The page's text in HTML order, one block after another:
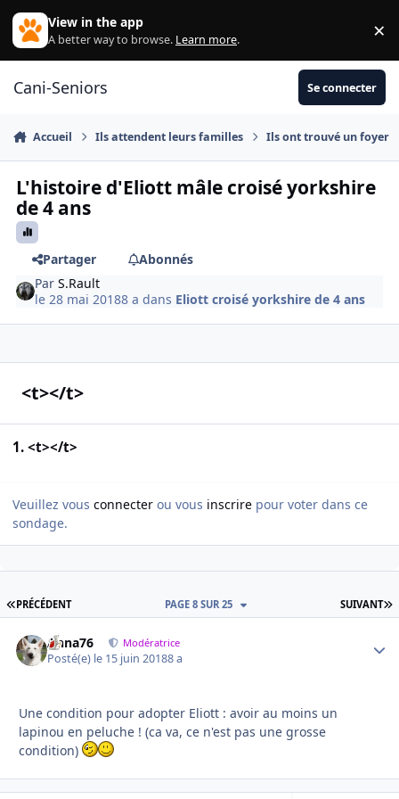
Aller au contenu
View in the app
A better way to browse. Learn more. ×
Cani-Seniors Se connecter
Accueil Ils attendent leurs familles Ils ont trouvé un foyer
L'histoire d'Eliott mâle croisé yorkshire
de 4 ans
Partager
Abonnés
ParS.Rault
le 28 mai 20188 a dans Eliott croisé yorkshire de 4 ans
<t></t>
1. <t></t>
Veuillez vous connecter ou vous inscrire pour voter dans ce
sondage.
PREMIÈRE PAGE
PRÉCÉDENT SUIVANT
PAGE 8 SUR 25
Anna76 Modératrice
Posté(e) le 15 juin 20188 a
Une condition pour adopter Eliott : avoir au moins un
lapinou en peluche ! (ca va, ce n'est pas une grosse
condition)